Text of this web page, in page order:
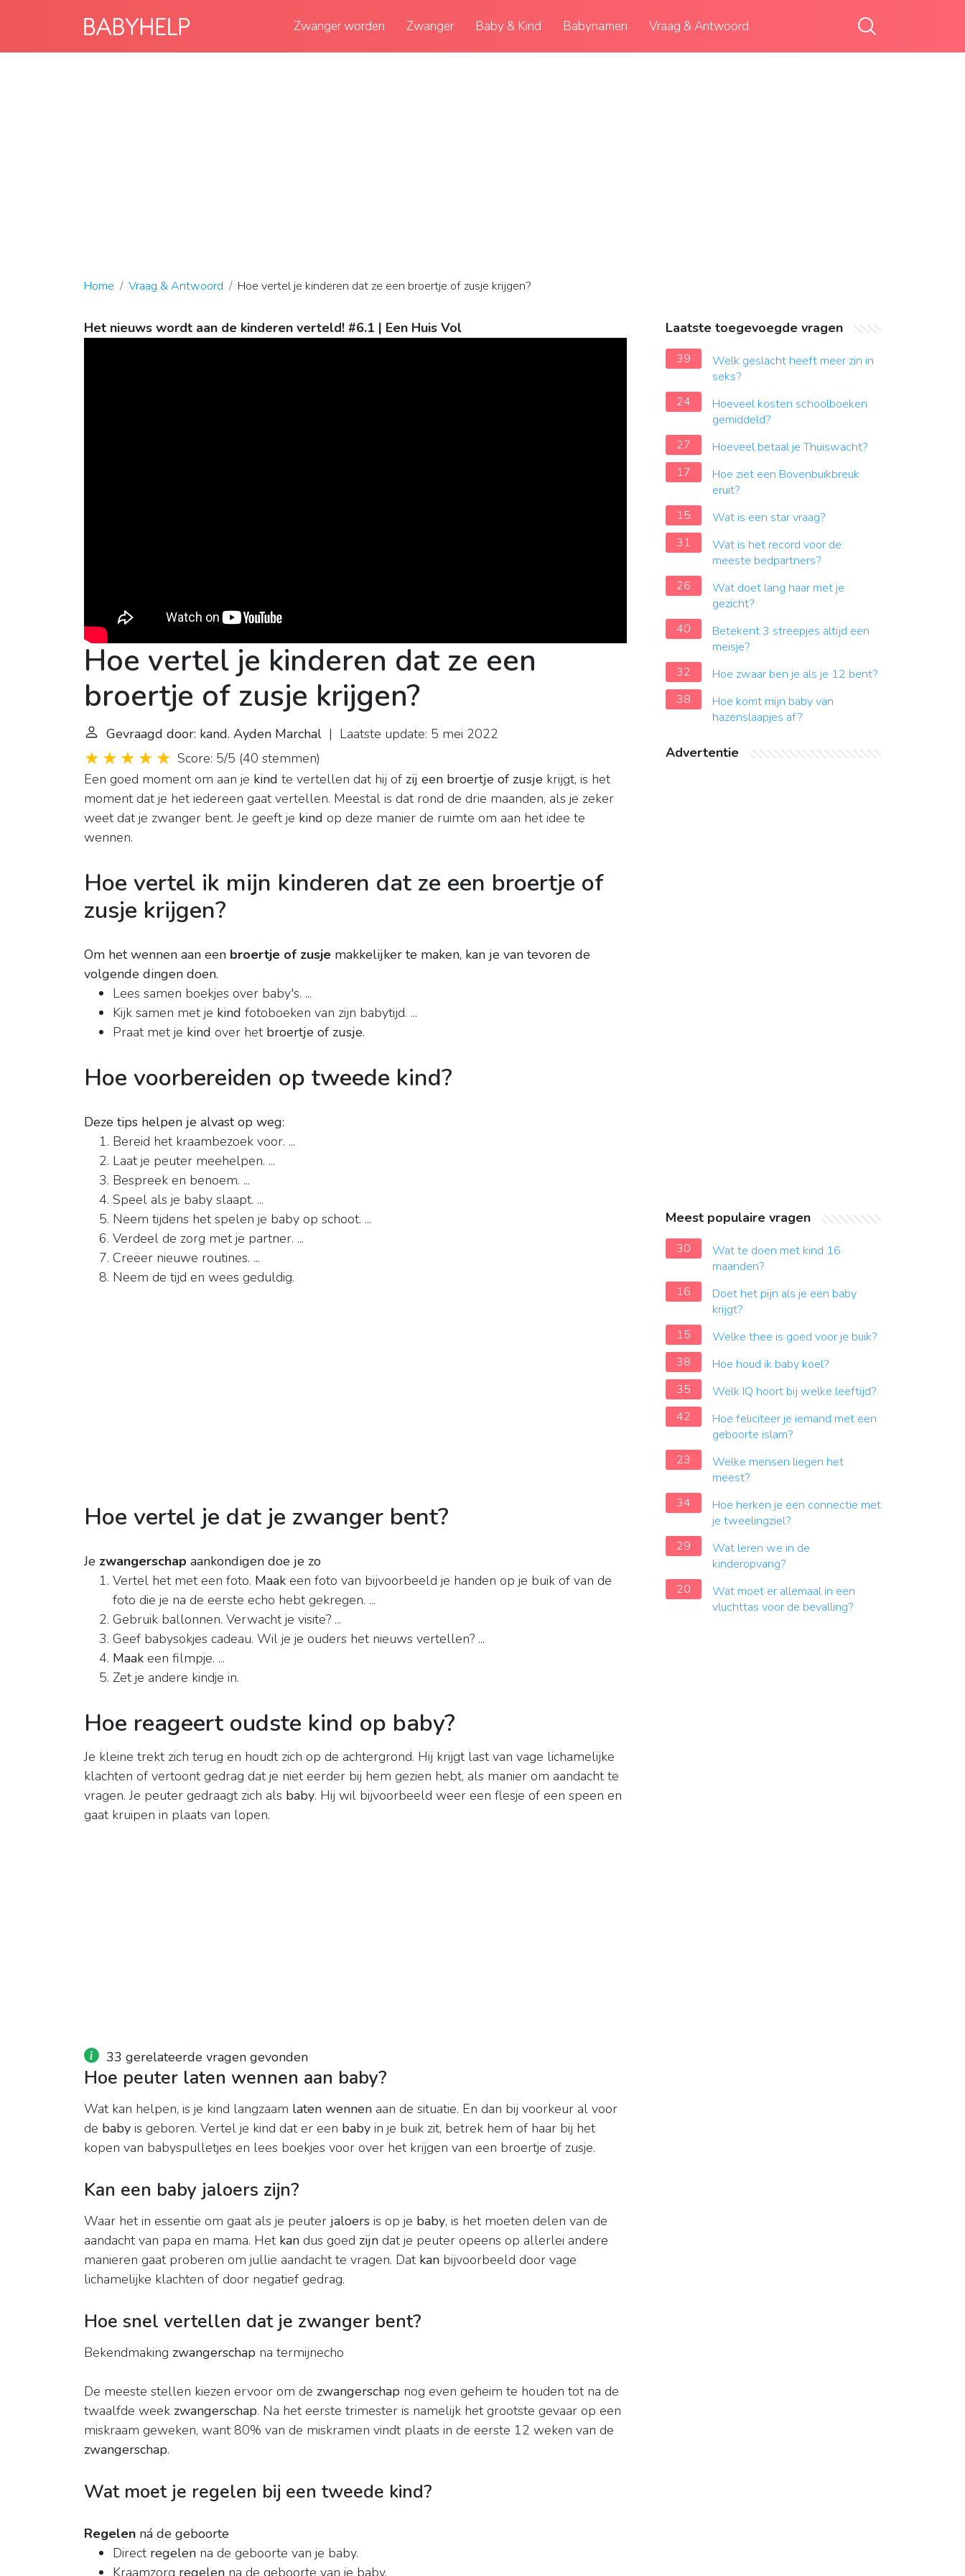
Zwanger worden Zwanger Baby & Kind Babynamen Vraag & Antwoord
Home Vraag & Antwoord Hoe vertel je kinderen dat ze een broertje of zusje krijgen?
Het nieuws wordt aan de kinderen verteld! #6.1 | Een Huis Vol
Hoe vertel je kinderen dat ze een
broertje of zusje krijgen?
Gevraagd door: kand. Ayden Marchal | Laatste update: 5 mei 2022
Score: 5/5 (40 stemmen)
Een goed moment om aan je kind te vertellen dat hij of zij een broertje of zusje krijgt, is het
moment dat je het iedereen gaat vertellen. Meestal is dat rond de drie maanden, als je zeker
weet dat je zwanger bent. Je geeft je kind op deze manier de ruimte om aan het idee te
wennen.
Hoe vertel ik mijn kinderen dat ze een broertje of
zusje krijgen?
Om het wennen aan een broertje of zusje makkelijker te maken, kan je van tevoren de
volgende dingen doen.
Lees samen boekjes over baby's. ...
Kijk samen met je kind fotoboeken van zijn babytijd. ...
Praat met je kind over het broertje of zusje.
Hoe voorbereiden op tweede kind?
Deze tips helpen je alvast op weg:
Bereid het kraambezoek voor. ...
Laat je peuter meehelpen. ...
Bespreek en benoem. ...
Speel als je baby slaapt. ...
Neem tijdens het spelen je baby op schoot. ...
Verdeel de zorg met je partner. ...
Creëer nieuwe routines. ...
Neem de tijd en wees geduldig.
Hoe vertel je dat je zwanger bent?
Je zwangerschap aankondigen doe je zo
Vertel het met een foto. Maak een foto van bijvoorbeeld je handen op je buik of van de
foto die je na de eerste echo hebt gekregen. ...
Gebruik ballonnen. Verwacht je visite? ...
Geef babysokjes cadeau. Wil je je ouders het nieuws vertellen? ...
Maak een filmpje. ...
Zet je andere kindje in.
Hoe reageert oudste kind op baby?
Je kleine trekt zich terug en houdt zich op de achtergrond. Hij krijgt last van vage lichamelijke
klachten of vertoont gedrag dat je niet eerder bij hem gezien hebt, als manier om aandacht te
vragen. Je peuter gedraagt zich als baby. Hij wil bijvoorbeeld weer een flesje of een speen en
gaat kruipen in plaats van lopen.
33 gerelateerde vragen gevonden
Hoe peuter laten wennen aan baby?
Wat kan helpen, is je kind langzaam laten wennen aan de situatie. En dan bij voorkeur al voor
de baby is geboren. Vertel je kind dat er een baby in je buik zit, betrek hem of haar bij het
kopen van babyspulletjes en lees boekjes voor over het krijgen van een broertje of zusje.
Kan een baby jaloers zijn?
Waar het in essentie om gaat als je peuter jaloers is op je baby, is het moeten delen van de
aandacht van papa en mama. Het kan dus goed zijn dat je peuter opeens op allerlei andere
manieren gaat proberen om jullie aandacht te vragen. Dat kan bijvoorbeeld door vage
lichamelijke klachten of door negatief gedrag.
Hoe snel vertellen dat je zwanger bent?
Bekendmaking zwangerschap na termijnecho
De meeste stellen kiezen ervoor om de zwangerschap nog even geheim te houden tot na de
twaalfde week zwangerschap. Na het eerste trimester is namelijk het grootste gevaar op een
miskraam geweken, want 80% van de miskramen vindt plaats in de eerste 12 weken van de
zwangerschap.
Wat moet je regelen bij een tweede kind?
Regelen ná de geboorte
Direct regelen na de geboorte van je baby.
Laatste toegevoegde vragen
39
Welk geslacht heeft meer zin in
seks?
24
Hoeveel kosten schoolboeken
gemiddeld?
27
Hoeveel betaal je Thuiswacht?
17
Hoe ziet een Bovenbuikbreuk
eruit?
15
Wat is een star vraag?
31
Wat is het record voor de
meeste bedpartners?
26
Wat doet lang haar met je
gezicht?
40
Betekent 3 streepjes altijd een
meisje?
32
Hoe zwaar ben je als je 12 bent?
38
Hoe komt mijn baby van
hazenslaapjes af?
Advertentie
Meest populaire vragen
30
Wat te doen met kind 16
maanden?
16
Doet het pijn als je een baby
krijgt?
15
Welke thee is goed voor je buik?
38
Hoe houd ik baby koel?
35
Welk IQ hoort bij welke leeftijd?
42
Hoe feliciteer je iemand met een
geboorte islam?
23
Welke mensen liegen het
meest?
34
Hoe herken je een connectie met
je tweelingziel?
29
Wat leren we in de
kinderopvang?
20
Wat moet er allemaal in een
vluchttas voor de bevalling?